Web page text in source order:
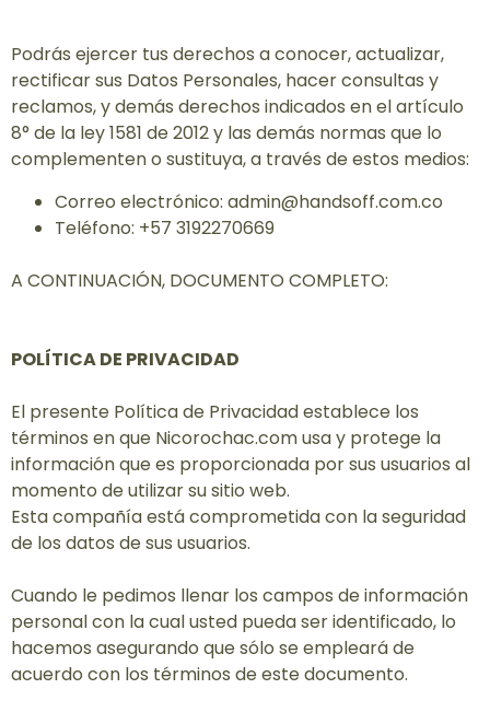
Podrás ejercer tus derechos a conocer, actualizar,
rectificar sus Datos Personales, hacer consultas y
reclamos, y demás derechos indicados en el artículo
8° de la ley 1581 de 2012 y las demás normas que lo
complementen o sustituya, a través de estos medios:
Correo electrónico: admin@handsoff.com.co
Teléfono: +57 3192270669
A CONTINUACIÓN, DOCUMENTO COMPLETO:
POLÍTICA DE PRIVACIDAD
El presente Política de Privacidad establece los
términos en que Nicorochac.com usa y protege la
información que es proporcionada por sus usuarios al
momento de utilizar su sitio web.
Esta compañía está comprometida con la seguridad
de los datos de sus usuarios.
Cuando le pedimos llenar los campos de información
personal con la cual usted pueda ser identificado, lo
hacemos asegurando que sólo se empleará de
acuerdo con los términos de este documento.